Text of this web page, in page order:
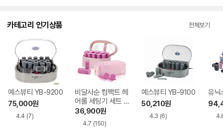
카테고리 인기상품 전체보기
예스뷰티 YB-9200
75,000원
4.4 (7)
비달사순 컴팩트 헤
어롤 세팅기 세트 V
SHS10BK
36,900원
4.7 (150)
예스뷰티 YB-9100
50,210원
4.3 (6)
유